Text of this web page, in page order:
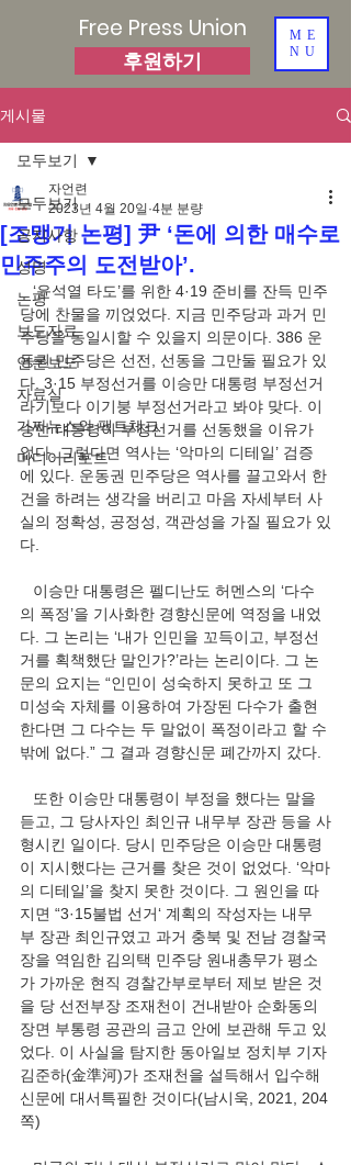
Free Press Union
후원하기
ME
NU
게시물
모두보기
공지사항
성명
논평
보도자료
언론보도
자료실
가짜뉴스와 팩트체크
미디어리포트
모두보기
[조맹기 논평] 尹 ‘돈에 의한 매수로
민주주의 도전받아’.
자언련
2023년 4월 20일 4분 분량
   ‘윤석열 타도’를 위한 4·19 준비를 잔득 민주
당에 찬물을 끼얹었다. 지금 민주당과 과거 민
주당을 동일시할 수 있을지 의문이다. 386 운
동권 민주당은 선전, 선동을 그만둘 필요가 있
다. 3·15 부정선거를 이승만 대통령 부정선거
라기보다 이기붕 부정선거라고 봐야 맞다. 이
승만 대통령이 부정선거를 선동했을 이유가
없다. 그렇다면 역사는 ‘악마의 디테일’ 검증
에 있다. 운동권 민주당은 역사를 끌고와서 한
건을 하려는 생각을 버리고 마음 자세부터 사
실의 정확성, 공정성, 객관성을 가질 필요가 있
다.
의 폭정’을 기사화한 경향신문에 역정을 내었
다. 그 논리는 ‘내가 인민을 꼬득이고, 부정선
거를 획책했단 말인가?’라는 논리이다. 그 논
문의 요지는 “인민이 성숙하지 못하고 또 그
미성숙 자체를 이용하여 가장된 다수가 출현
한다면 그 다수는 두 말없이 폭정이라고 할 수
밖에 없다.” 그 결과 경향신문 폐간까지 갔다.
듣고, 그 당사자인 최인규 내무부 장관 등을 사
형시킨 일이다. 당시 민주당은 이승만 대통령
이 지시했다는 근거를 찾은 것이 없었다. ‘악마
의 디테일’을 찾지 못한 것이다. 그 원인을 따
지면 “3·15불법 선거‘ 계획의 작성자는 내무
부 장관 최인규였고 과거 충북 및 전남 경찰국
장을 역임한 김의택 민주당 원내총무가 평소
가 가까운 현직 경찰간부로부터 제보 받은 것
을 당 선전부장 조재천이 건내받아 순화동의
장면 부통령 공관의 금고 안에 보관해 두고 있
었다. 이 사실을 탐지한 동아일보 정치부 기자
김준하(金準河)가 조재천을 설득해서 입수해
신문에 대서특필한 것이다(남시욱, 2021, 204
쪽)